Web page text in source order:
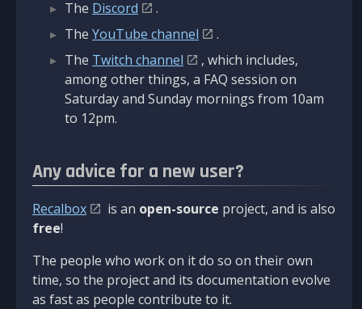
The Discord
.
The YouTube channel
.
The Twitch channel
, which includes,
among other things, a FAQ session on
Saturday and Sunday mornings from 10am
to 12pm.
Any advice for a new user?
Recalbox is an open-source project, and is also
free!
The people who work on it do so on their own
time, so the project and its documentation evolve
as fast as people contribute to it.